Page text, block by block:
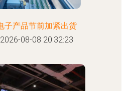
子产品节前加紧出货
08-08 20:32:23